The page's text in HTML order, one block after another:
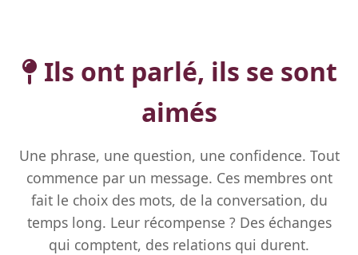
Ils ont parlé, ils se sont
aimés
Une phrase, une question, une confidence. Tout
commence par un message. Ces membres ont
fait le choix des mots, de la conversation, du
temps long. Leur récompense ? Des échanges
qui comptent, des relations qui durent.